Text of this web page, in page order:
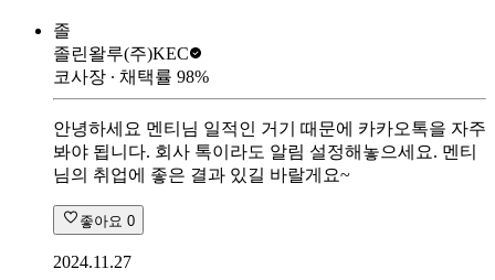
졸
졸린왈루(주)KEC
코사장 ∙ 채택률 98%
안녕하세요 멘티님 일적인 거기 때문에 카카오톡을 자주
봐야 됩니다. 회사 톡이라도 알림 설정해놓으세요. 멘티
님의 취업에 좋은 결과 있길 바랄게요~
좋아요 0
2024.11.27